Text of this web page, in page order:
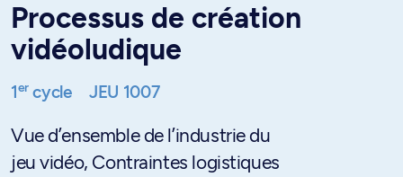
Processus de création
vidéoludique
1ercycle JEU 1007
Vue d’ensemble de l’industrie du
jeu vidéo, Contraintes logistiques